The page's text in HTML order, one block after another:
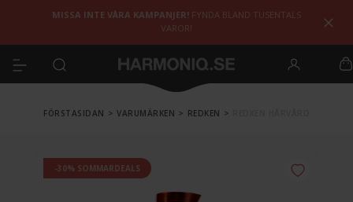
MISSA INTE VÅRA KAMPANJER! FYNDA BLAND TUSENTALS
VAROR!
FÖRSTASIDAN > VARUMÄRKEN > REDKEN >
-30% SOMMARDEALS